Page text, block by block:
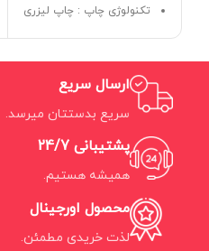
تکنولوژی چاپ : چاپ لیزری
کاربری : 3 کاره (پرینت،
ارسال سریع
سریع بدستتان میرسد.
پشتیبانی 24/7
همیشه هستیم.
محصول اورجینال
لذت خریدی مطمئن.